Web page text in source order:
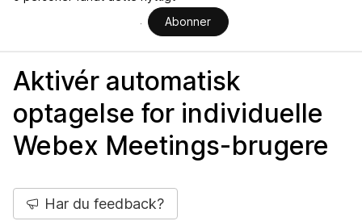
Abonner
Aktivér automatisk
optagelse for individuelle
Webex Meetings-brugere
Har du feedback?